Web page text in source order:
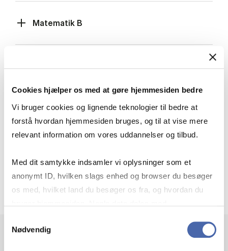
Cookies hjælper os med at gøre hjemmesiden bedre
Vi bruger cookies og lignende teknologier til bedre at
forstå hvordan hjemmesiden bruges, og til at vise mere
relevant information om vores uddannelser og tilbud.
Med dit samtykke indsamler vi oplysninger som et
anonymt ID, hvilken slags enhed og browser du besøger
os med, hvilket land du besøger os fra, og hvordan du
markedsføring. Du bestemmer selv - og kan altid trække
Nødvendig
Matematik B
Samfundsfag B, Historie B, International
Samtidshistorie B
Karakterkrav
Genberegning af gennemsnit efter supplering